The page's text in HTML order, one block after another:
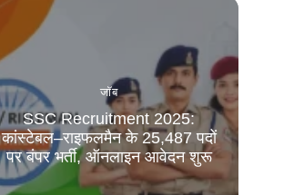
जॉब
SSC Recruitment 2025:
कांस्टेबल–राइफलमैन के 25,487 पदों
पर बंपर भर्ती, ऑनलाइन आवेदन शुरू